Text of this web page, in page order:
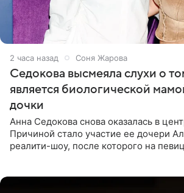
2 часа назад Соня Жарова
Седокова высмеяла слухи о
является биологической
дочки
Анна Седокова снова оказалась в
Причиной стало участие ее дочери
реалити-шоу, после которого на